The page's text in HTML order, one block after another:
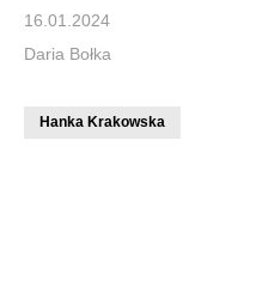
16.01.2024
Daria Bołka
Hanka Krakowska